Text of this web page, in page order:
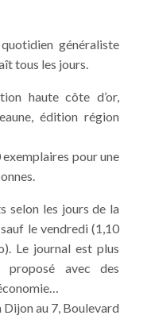
généraliste
tous les jours.
haute côte d’or,
édition région
pour une
selon les jours de la
le vendredi (1,10
Le journal est plus
avec des
Dijon au 7, Boulevard